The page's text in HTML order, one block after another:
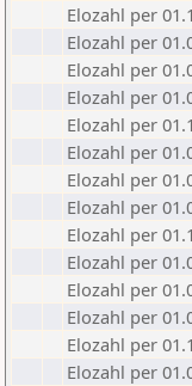
Elozahl per
Elozahl per
Elozahl per
Elozahl per
Elozahl per
Elozahl per
Elozahl per
Elozahl per
Elozahl per
Elozahl per
Elozahl per
Elozahl per
Elozahl per
Elozahl per